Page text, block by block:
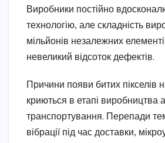
Виробники постійно
технологію, але складність
мільйонів незалежних
невеликий відсоток дефектів.
Причини появи битих пікселів
криються в етапі виробництва
транспортування. Перепади
вібрації під час доставки,